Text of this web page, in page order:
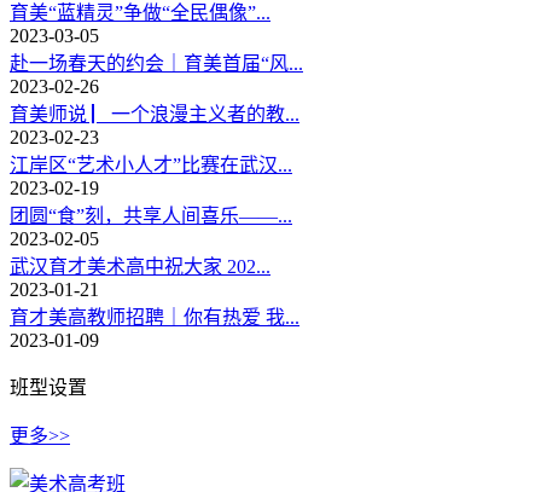
育美“蓝精灵”争做“全民偶像”...
2023-03-05
赴一场春天的约会｜育美首届“风...
2023-02-26
育美师说 ▏一个浪漫主义者的教...
2023-02-23
江岸区“艺术小人才”比赛在武汉...
2023-02-19
团圆“食”刻，共享人间喜乐——...
2023-02-05
武汉育才美术高中祝大家 202...
2023-01-21
育才美高教师招聘｜你有热爱 我...
2023-01-09
班型设置
更多>>